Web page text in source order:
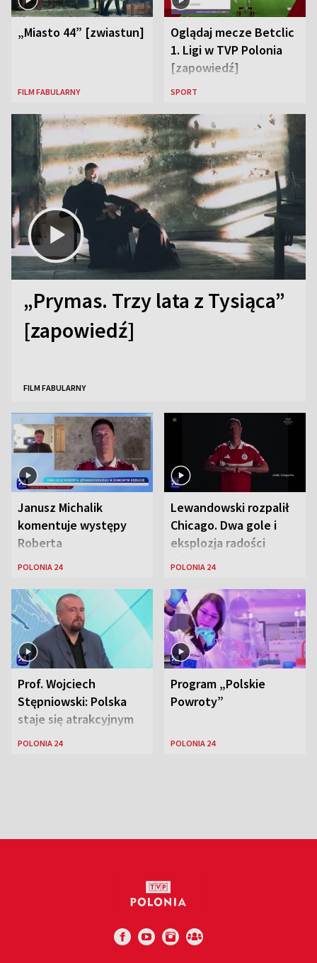
„Miasto 44” [zwiastun]
FILM FABULARNY
Oglądaj mecze Betclic
1. Ligi w TVP Polonia
[zapowiedź]
SPORT
„Prymas. Trzy lata z Tysiąca”
[zapowiedź]
FILM FABULARNY
Janusz Michalik
komentuje występy
Roberta
Lewandowskiego w
Zjednoczonych
POLONIA 24
Lewandowski rozpalił
Chicago. Dwa gole i
eksplozja radości
wśród Polonii
POLONIA 24
Prof. Wojciech
Stępniowski: Polska
staje się atrakcyjnym
miejscem dla
POLONIA 24
Program „Polskie
Powroty”
POLONIA 24